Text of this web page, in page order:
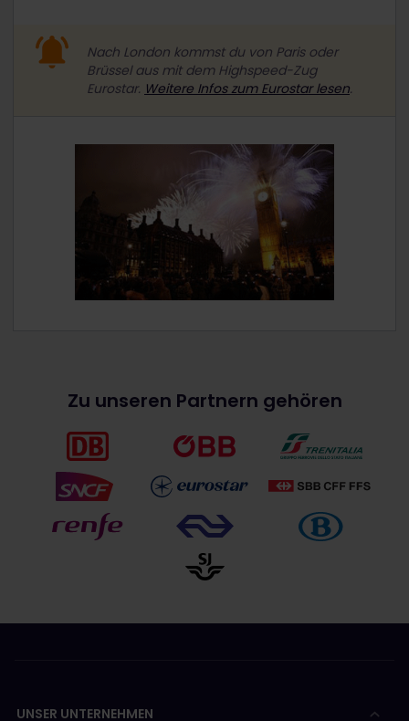
Nach London kommst du von Paris oder
Brüssel aus mit dem Highspeed-Zug
Eurostar. Weitere Infos zum Eurostar lesen.
Zu unseren Partnern gehören
UNSER UNTERNEHMEN